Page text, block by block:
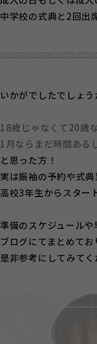
中学校の式典と2回出
いかがでしたでしょう
18歳じゃなくて20歳
1月ならまだ時間ある
と思った方！
実は振袖の予約や式
高校3年生からスター
準備のスケジュールや
ブログにてまとめてお
是非参考にしてみて